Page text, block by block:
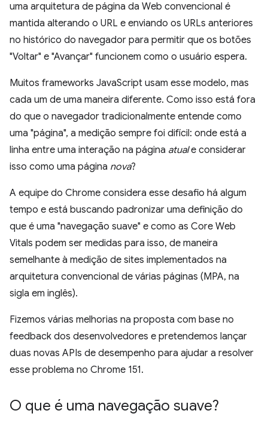
uma arquitetura de página da Web convencional é
mantida alterando o URL e enviando os URLs anteriores
no histórico do navegador para permitir que os botões
"Voltar" e "Avançar" funcionem como o usuário espera.
Muitos frameworks JavaScript usam esse modelo, mas
cada um de uma maneira diferente. Como isso está fora
do que o navegador tradicionalmente entende como
uma "página", a medição sempre foi difícil: onde está a
linha entre uma interação na página atuale considerar
isso como uma página nova?
A equipe do Chrome considera esse desafio há algum
tempo e está buscando padronizar uma definição do
que é uma "navegação suave" e como as Core Web
Vitals podem ser medidas para isso, de maneira
semelhante à medição de sites implementados na
arquitetura convencional de várias páginas (MPA, na
sigla em inglês).
Fizemos várias melhorias na proposta com base no
feedback dos desenvolvedores e pretendemos lançar
duas novas APIs de desempenho para ajudar a resolver
esse problema no Chrome 151.
O que é uma navegação suave?